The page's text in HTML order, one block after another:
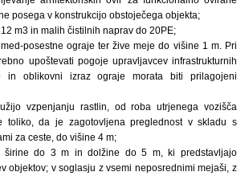
posega v konstrukcijo obstoječega objekta;
m3 in malih čistilnih naprav do 20PE;
posestne ograje ter žive meje do višine 1 m. Pri
upoštevati pogoje upravljavcev infrastrukturnih
in oblikovni izraz ograje morata biti prilagojeni
vzpenjanju rastlin, od roba utrjenega vozišča
toliko, da je zagotovljena preglednost v skladu s
za ceste, do višine 4 m;
širine do 3 m in dolžine do 5 m, ki predstavljajo
objektov; v soglasju z vsemi neposrednimi mejaši, z